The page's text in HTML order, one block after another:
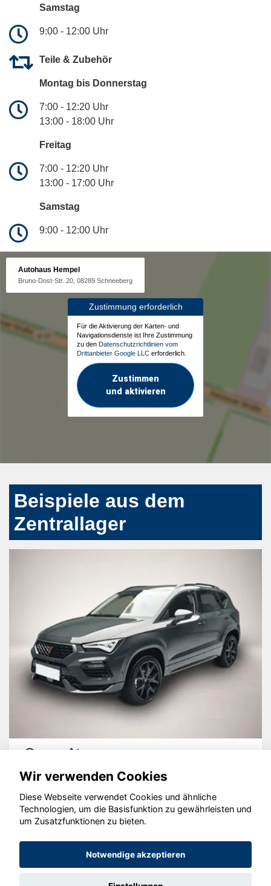
Samstag
9:00 - 12:00 Uhr
Teile & Zubehör
Montag bis Donnerstag
7:00 - 12:20 Uhr
13:00 - 18:00 Uhr
Freitag
7:00 - 12:20 Uhr
13:00 - 17:00 Uhr
Samstag
9:00 - 12:00 Uhr
Autohaus Hempel
Bruno-Dost-Str. 20, 08289 Schneeberg
Zustimmung erforderlich
Für die Aktivierung der Karten- und
Navigationsdienste ist Ihre Zustimmung
zu den Datenschutzrichtlinien vom
Drittanbieter Google LLC erforderlich.
Zustimmen
und aktivieren
Beispiele aus dem
Zentrallager
Cupra Ateca
© konjunkturmotor.de GmbH 2020 - 2026
Wir verwenden Cookies
Diese Webseite verwendet Cookies und ähnliche
Technologien, um die Basisfunktion zu gewährleisten und
um Zusatzfunktionen zu bieten.
Notwendige akzeptieren